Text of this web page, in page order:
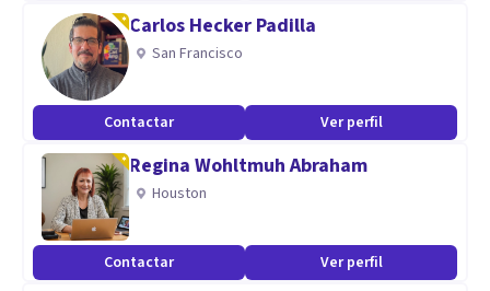
Carlos Hecker Padilla
San Francisco
Contactar Ver perfil
Regina Wohltmuh Abraham
Houston
Contactar Ver perfil